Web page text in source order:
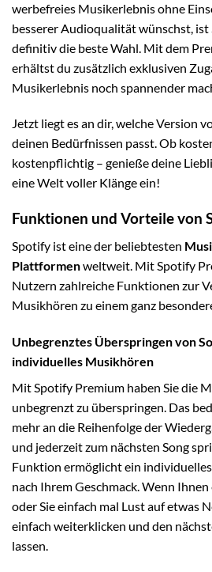
werbefreies Musikerlebnis ohne
besserer Audioqualität wünschst,
definitiv die beste Wahl. Mit dem
erhältst du zusätzlich exklusiven
Musikerlebnis noch spannender
Jetzt liegt es an dir, welche Version
deinen Bedürfnissen passt. Ob
kostenpflichtig – genieße deine
eine Welt voller Klänge ein!
Funktionen und Vorteile von
Spotify ist eine der beliebtesten
Plattformenweltweit. Mit Spotify
Nutzern zahlreiche Funktionen zur
Musikhören zu einem ganz
Unbegrenztes Überspringen von
individuelles Musikhören
Mit Spotify Premium haben Sie die
unbegrenzt zu überspringen. Das
mehr an die Reihenfolge der
und jederzeit zum nächsten Song
Funktion ermöglicht ein
nach Ihrem Geschmack. Wenn
oder Sie einfach mal Lust auf etwas
einfach weiterklicken und den
lassen.